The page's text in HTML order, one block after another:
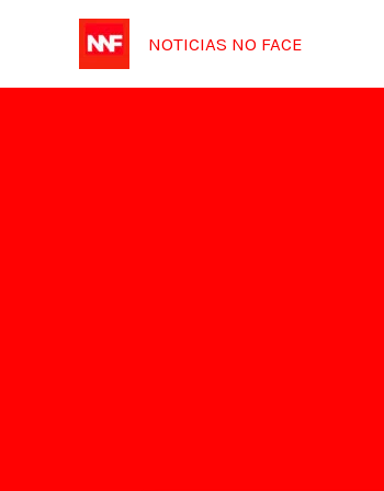
NOTICIAS NO FACE